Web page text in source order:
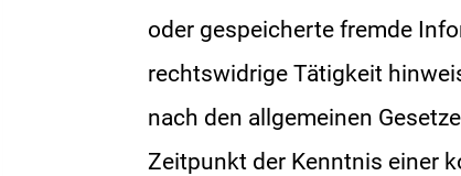
oder gespeicherte fremde
rechtswidrige Tätigkeit
nach den allgemeinen
Zeitpunkt der Kenntnis einer